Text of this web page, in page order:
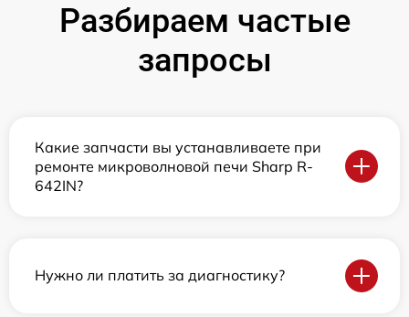
Разбираем частые
запросы
Какие запчасти вы устанавливаете при
ремонте микроволновой печи Sharp R-
642IN?
Нужно ли платить за диагностику?